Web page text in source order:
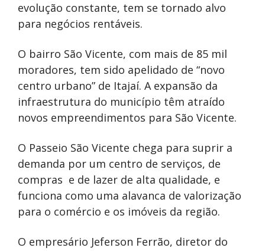
evolução constante, tem se tornado alvo
para negócios rentáveis.
O bairro São Vicente, com mais de 85 mil
moradores, tem sido apelidado de “novo
centro urbano” de Itajaí. A expansão da
infraestrutura do município têm atraído
novos empreendimentos para São Vicente.
O Passeio São Vicente chega para suprir a
demanda por um centro de serviços, de
compras e de lazer de alta qualidade, e
funciona como uma alavanca de valorização
para o comércio e os imóveis da região.
O empresário Jeferson Ferrão, diretor do